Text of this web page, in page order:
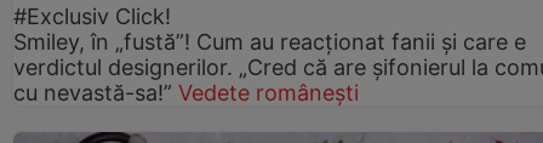
#Exclusiv Click!
Smiley, în „fustă”! Cum au reacționat fanii și care e
verdictul designerilor. „Cred că are șifonierul la
cu nevastă-sa!” Vedete românești